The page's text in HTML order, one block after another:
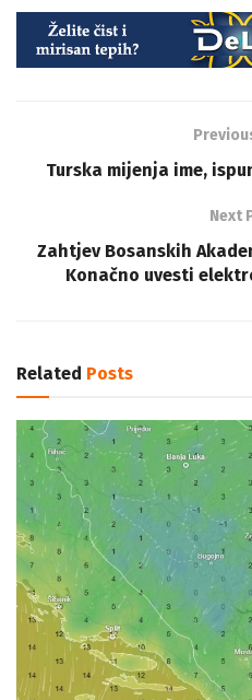
Turska mijenja ime,
Next
Zahtjev Bosanskih
Konačno uvesti
Related Posts